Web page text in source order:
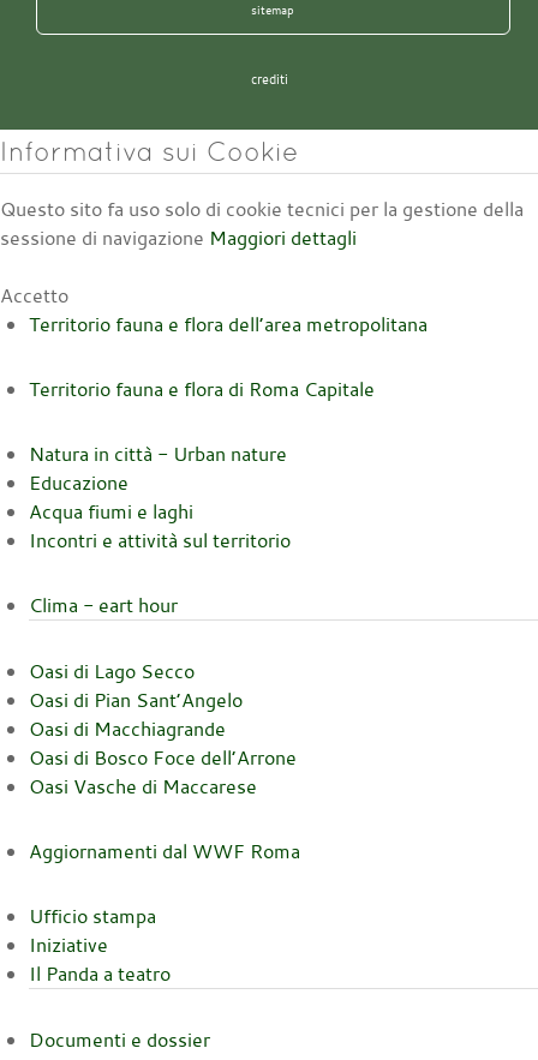
sitemap
crediti
Informativa sui Cookie
Questo sito fa uso solo di cookie tecnici per la gestione della
sessione di navigazione Maggiori dettagli
Accetto
Territorio fauna e flora dell’area metropolitana
Territorio fauna e flora di Roma Capitale
Natura in città - Urban nature
Educazione
Acqua fiumi e laghi
Incontri e attività sul territorio
Clima - eart hour
Oasi di Lago Secco
Oasi di Pian Sant’Angelo
Oasi di Macchiagrande
Oasi di Bosco Foce dell’Arrone
Oasi Vasche di Maccarese
Aggiornamenti dal WWF Roma
Ufficio stampa
Iniziative
Il Panda a teatro
Documenti e dossier